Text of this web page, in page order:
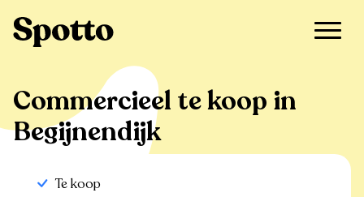
Begijnendijk
Commercieel te koop in
Begijnendijk
Te koop